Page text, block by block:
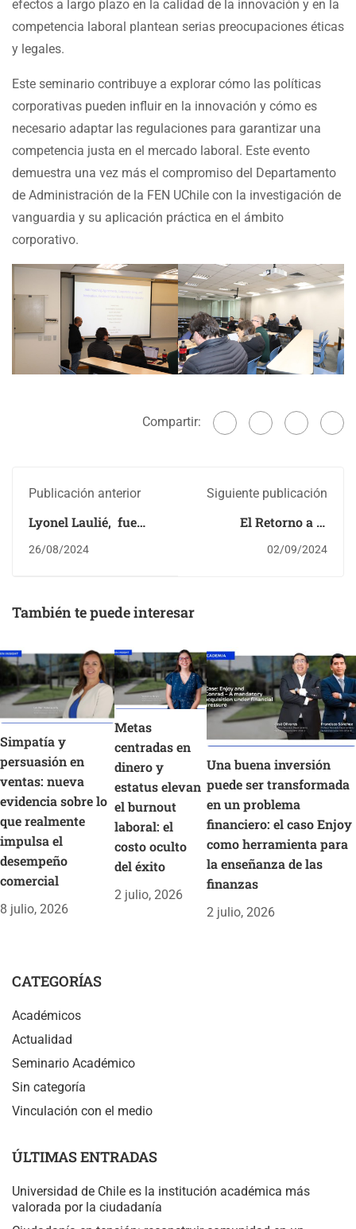
efectos a largo plazo en la calidad de la innovación y en la
competencia laboral plantean serias preocupaciones éticas
y legales.
Este seminario contribuye a explorar cómo las políticas
corporativas pueden influir en la innovación y cómo es
necesario adaptar las regulaciones para garantizar una
competencia justa en el mercado laboral. Este evento
demuestra una vez más el compromiso del Departamento
de Administración de la FEN UChile con la investigación de
vanguardia y su aplicación práctica en el ámbito
corporativo.
Compartir:
Publicación anterior
Lyonel Laulié, fue
nombrado editor
26/08/2024
Siguiente publicación
El Retorno a la
Oficina: Hacia un
02/09/2024
También te puede interesar
Simpatía y
persuasión en
ventas: nueva
evidencia sobre lo
que realmente
impulsa el
desempeño
comercial
8 julio, 2026
Metas
centradas en
dinero y
estatus elevan
el burnout
laboral: el
costo oculto
del éxito
2 julio, 2026
Una buena inversión
puede ser transformada
en un problema
financiero: el caso Enjoy
como herramienta para
la enseñanza de las
finanzas
2 julio, 2026
CATEGORÍAS
Académicos
Actualidad
Seminario Académico
Sin categoría
Vinculación con el medio
ÚLTIMAS ENTRADAS
Universidad de Chile es la institución académica más
valorada por la ciudadanía